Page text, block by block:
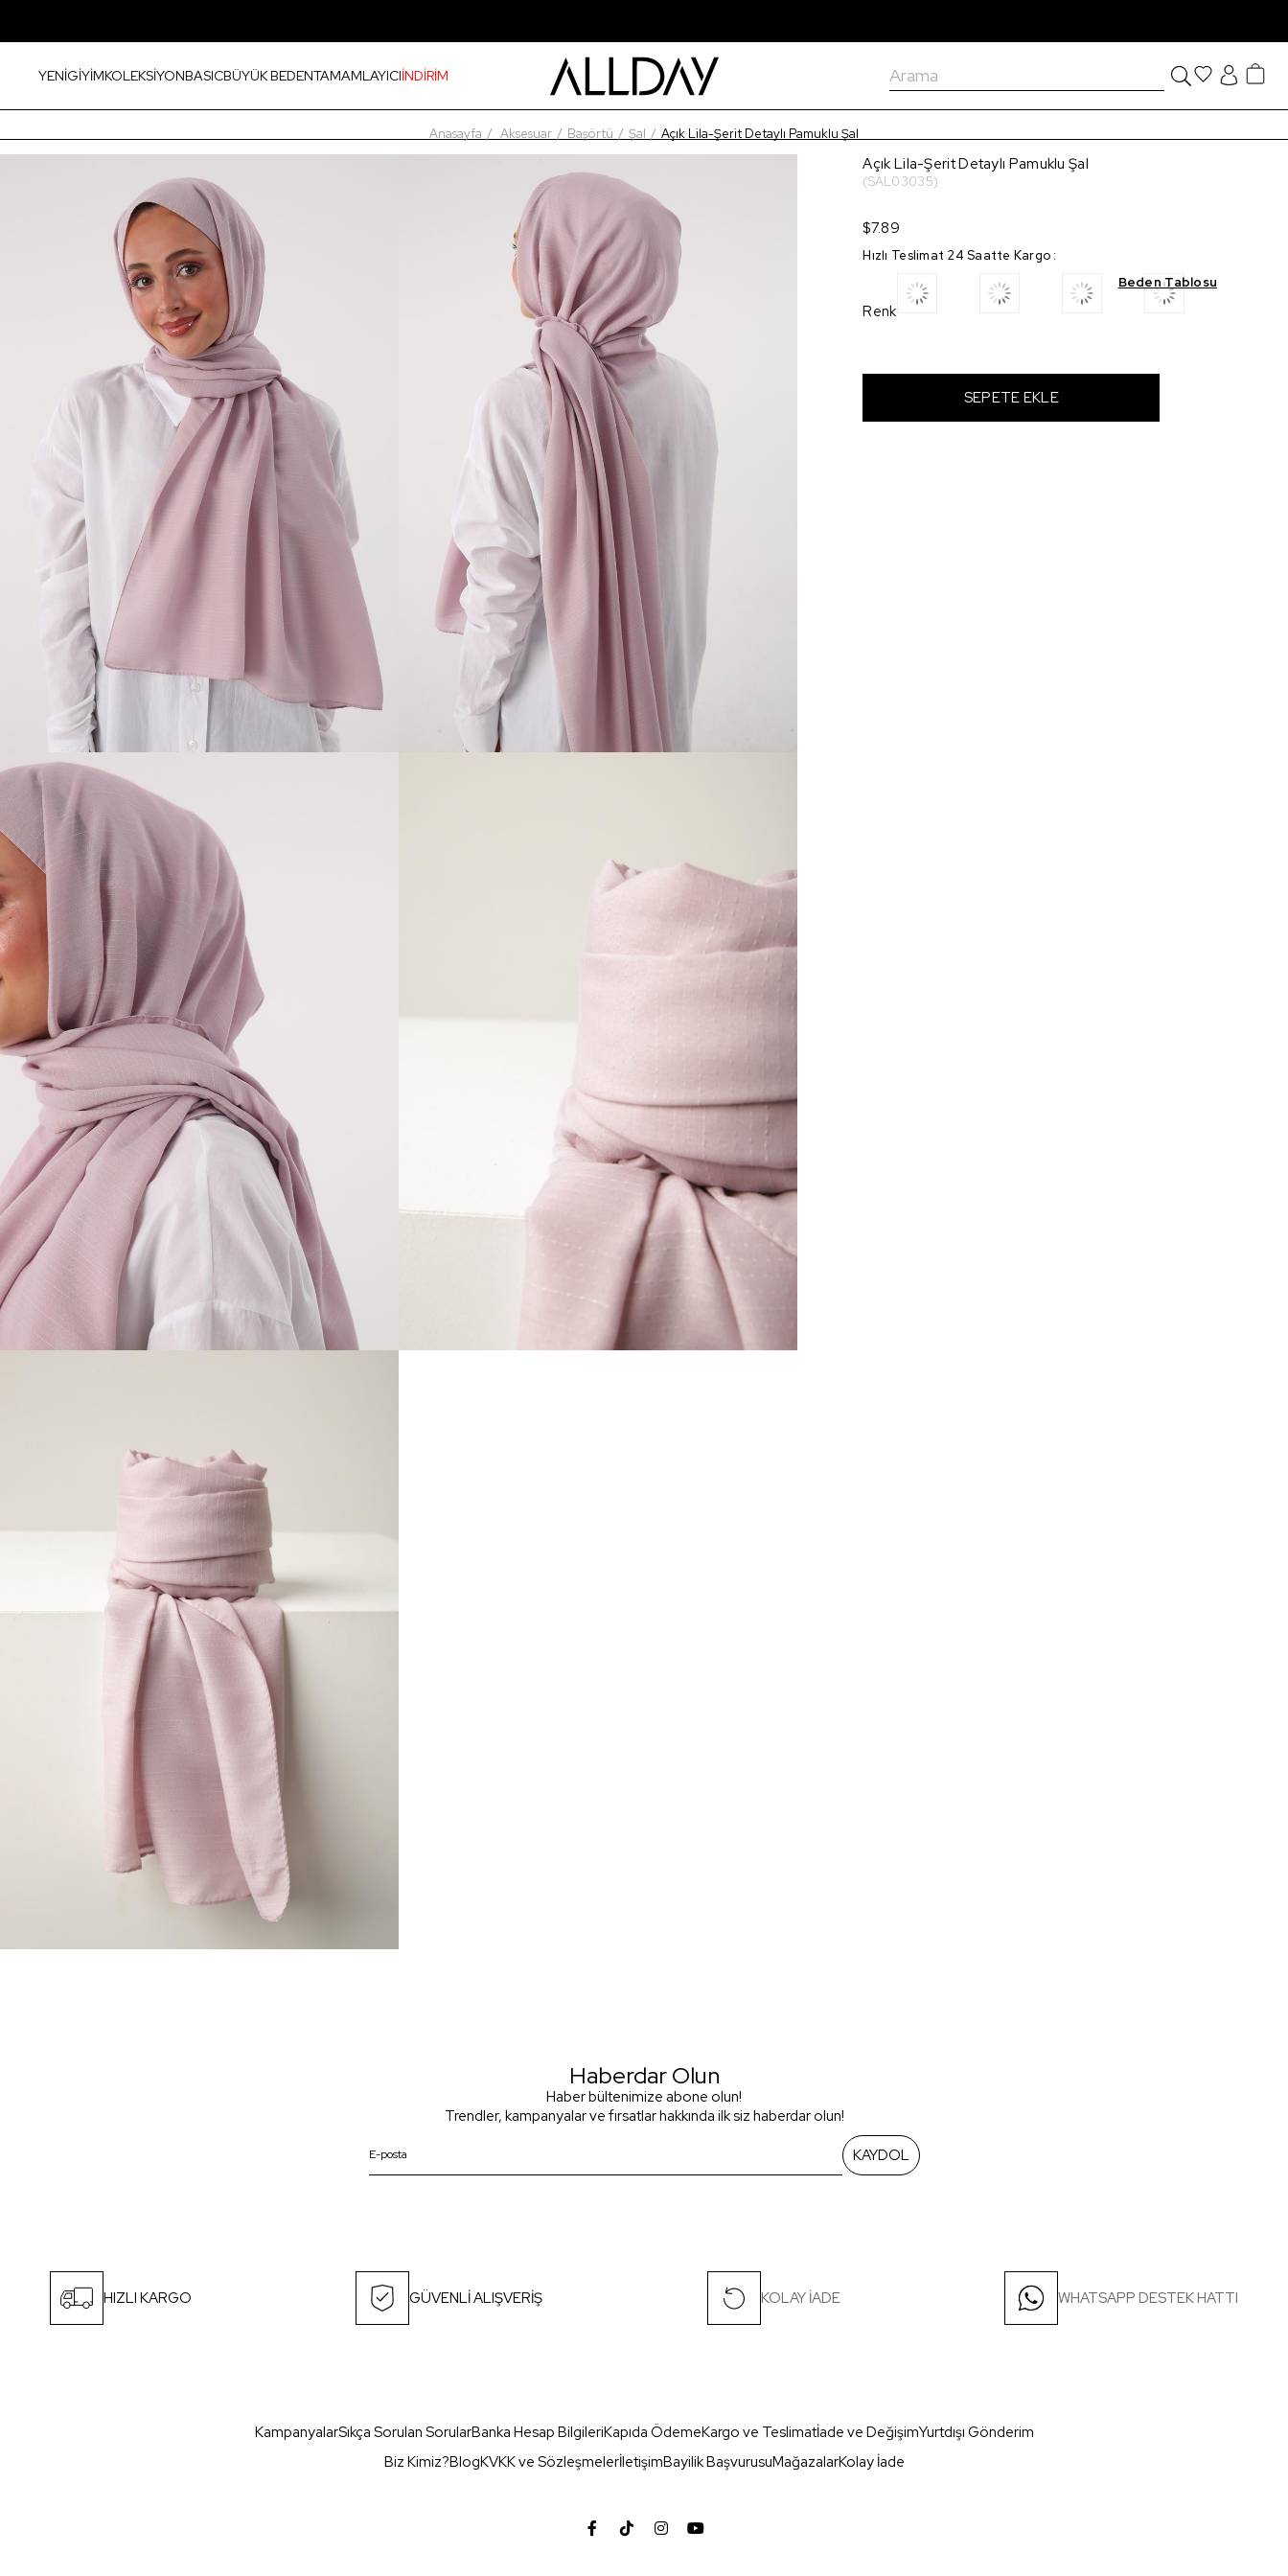
YENİGİYİMKOLEKSİYONBASICBÜYÜK BEDENTAMAMLAYICIİNDİRİM
Anasayfa Aksesuar Başörtü Şal Açık Lila-Şerit Detaylı Pamuklu Şal
Açık Lila-Şerit Detaylı Pamuklu Şal
(SAL03035)
$7.89
Hızlı Teslimat 24 Saatte Kargo :
Beden Tablosu
Renk
Haberdar Olun
Haber bültenimize abone olun!
Trendler, kampanyalar ve fırsatlar hakkında ilk siz haberdar olun!
KAYDOL
HIZLI KARGO GÜVENLİ ALIŞVERİŞ KOLAY İADE WHATSAPP DESTEK HATTI
KampanyalarSıkça Sorulan SorularBanka Hesap BilgileriKapıda ÖdemeKargo ve Teslimatİade ve DeğişimYurtdışı Gönderim
Biz Kimiz?BlogKVKK ve SözleşmelerİletişimBayilik BaşvurusuMağazalarKolay İade